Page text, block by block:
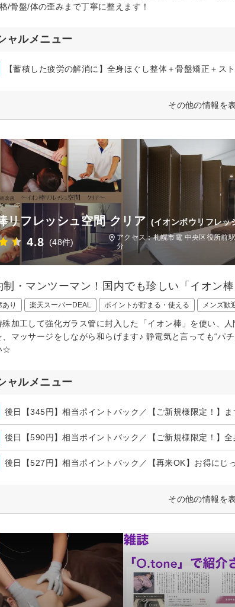
/骨盤/体の歪みまで丁寧に整えます！
ャルメニュー
【蓄積した疲労の解消に】全身ほぐし整体＋骨盤矯正＋ス
その他の情報を
リフレッシュ空間 クリア (イオンボウリフレッ
4.8 (48件)
アクセス：札幌市電 中央区役所前
分
制・マンツーマン！国内でも珍しい「イオン
り 楽天スーパーDEAL ポイントが貯まる・使える メンズ歓
殊加工して強化ガラス管に封入した「イオン棒」を使い、
、マッサージをしながら和らげます♪ 静電気と言っても“
☆
ャルメニュー
その他の情報を